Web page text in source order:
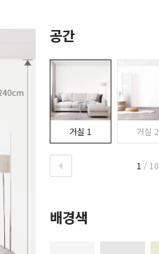
공간
거실 1 거실 2
1 / 10
배경색